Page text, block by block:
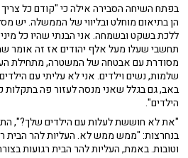
בפתח השיחה הסבירה אילה כי "קודם כל
הן בתיאום מוחלט ובליווי של הממשלה. יש
ללכת בשקט ובשמחה. אני הבנתי שהיו כל
תחשבי שעלו מעל אלף יהודים אז זה אומר
מסודרת עם אבטחה של המשטרה, מתחילת
שלמות, נשים וילדים. אני לא עליתי עם
באב, גם בגלל שאני מנסה לעזור פה
הילדים".
"את לא חוששת לעלות עם הילדים שלך?",
בנחרצות: "ממש ממש לא. העליות להר הבית
וטובות. באמת, העליות להר הבית רגועות